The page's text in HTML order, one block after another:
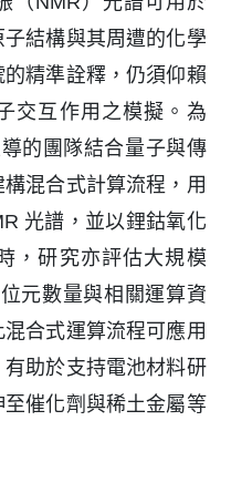
結構與其周遭的化學
精準詮釋，仍須仰賴
交互作用之模擬。為
的團隊結合量子與傳
混合式計算流程，用
光譜，並以鋰鈷氧化
，研究亦評估大規模
元數量與相關運算資
合式運算流程可應用
助於支持電池材料研
催化劑與稀土金屬等